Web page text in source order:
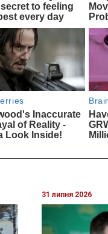
31 липня 2026